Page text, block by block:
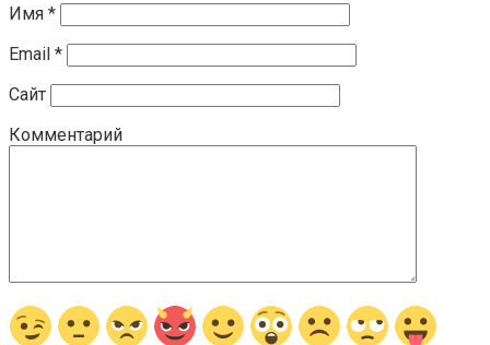
Имя *
Email *
Сайт
Комментарий